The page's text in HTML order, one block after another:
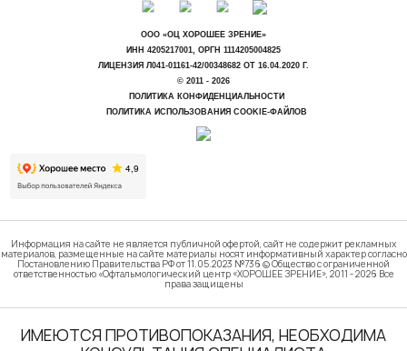
ООО «ОЦ ХОРОШЕЕ ЗРЕНИЕ»
ИНН 4205217001, ОРГН 1114205004825
ЛИЦЕНЗИЯ Л041-01161-42/00348682 ОТ 16.04.2020 Г.
© 2011 - 2026
ПОЛИТИКА КОНФИДЕНЦИАЛЬНОСТИ
ПОЛИТИКА ИСПОЛЬЗОВАНИЯ COOKIE-ФАЙЛОВ
Информация на сайте не является публичной офертой, сайт не содержит рекламных
материалов, размещенные на сайте материалы носят информативный характер согласно
Постановлению Правительства РФ от 11.05.2023 №736 © Общество с ограниченной
ответственностью «Офтальмологический центр «ХОРОШЕЕ ЗРЕНИЕ», 2011 - 2026 Все
права защищены
ИМЕЮТСЯ ПРОТИВОПОКАЗАНИЯ, НЕОБХОДИМА